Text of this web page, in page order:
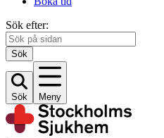
Sök efter:
Sök
Sök Meny